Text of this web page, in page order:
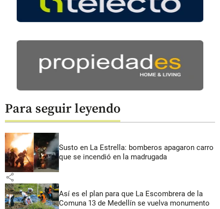
Para seguir leyendo
Susto en La Estrella: bomberos apagaron carro
que se incendió en la madrugada
share
Así es el plan para que La Escombrera de la
Comuna 13 de Medellín se vuelva monumento